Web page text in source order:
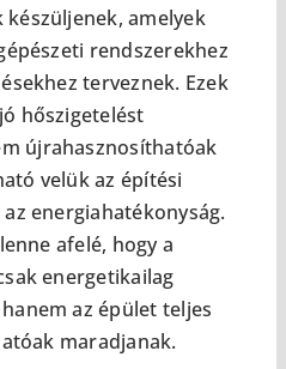
amelyek
rendszerekhez
terveznek. Ezek
hőszigetelést
újrahasznosíthatóak
velük az építési
energiahatékonyság.
afelé, hogy a
energetikailag
az épület teljes
maradjanak.